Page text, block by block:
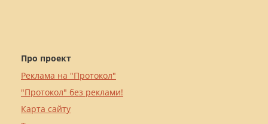
Про проект
Реклама на "Протокол"
"Протокол" без реклами!
Карта сайту